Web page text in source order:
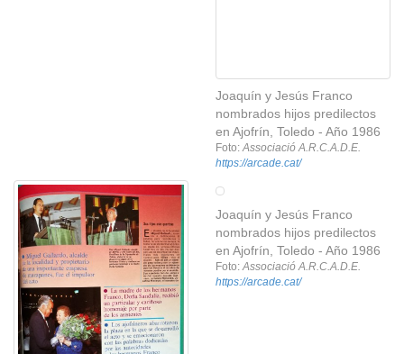
Joaquín y Jesús Franco
nombrados hijos predilectos
en Ajofrín, Toledo - Año 1986
Foto:Associació A.R.C.A.D.E.
https://arcade.cat/
Joaquín y Jesús Franco
nombrados hijos predilectos
en Ajofrín, Toledo - Año 1986
Foto:Associació A.R.C.A.D.E.
https://arcade.cat/